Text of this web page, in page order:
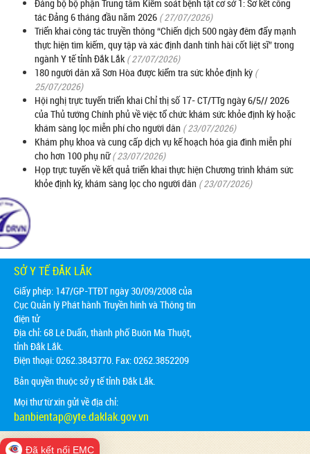
Đảng bộ bộ phận Trung tâm Kiểm soát bệnh tật cơ sở 1: Sơ kết công
tác Đảng 6 tháng đầu năm 2026 ( 27/07/2026)
Triển khai công tác truyền thông “Chiến dịch 500 ngày đêm đẩy mạnh
thực hiện tìm kiếm, quy tập và xác định danh tính hài cốt liệt sĩ” trong
ngành Y tế tỉnh Đắk Lắk ( 27/07/2026)
180 người dân xã Sơn Hòa được kiểm tra sức khỏe định kỳ (
25/07/2026)
Hội nghị trực tuyến triển khai Chỉ thị số 17- CT/TTg ngày 6/5// 2026
của Thủ tướng Chính phủ về việc tổ chức khám sức khỏe định kỳ hoặc
khám sàng lọc miễn phí cho người dân ( 23/07/2026)
Khám phụ khoa và cung cấp dịch vụ kế hoạch hóa gia đình miễn phí
cho hơn 100 phụ nữ ( 23/07/2026)
Họp trực tuyến về kết quả triển khai thực hiện Chương trình khám sức
khỏe định kỳ, khám sàng lọc cho người dân ( 23/07/2026)
SỞ Y TẾ ĐẮK LẮK
Giấy phép: 147/GP-TTĐT ngày 30/09/2008 của
Cục Quản lý Phát hành Truyền hình và Thông tin
điện tử
Địa chỉ:68 Lê Duẩn, thành phố Buôn Ma Thuột,
tỉnh Đắk Lắk.
Điện thoại: 0262.3843770. Fax: 0262.3852209
Bản quyền thuộc sở y tế tỉnh Đắk Lắk.
Mọi thư từ xin gửi về địa chỉ:
banbientap@yte.daklak.gov.vn
Đã kết nối EMC